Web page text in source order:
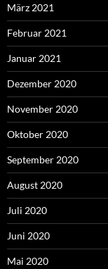
März 2021
Februar 2021
Januar 2021
Dezember 2020
November 2020
Oktober 2020
September 2020
August 2020
Juli 2020
Juni 2020
Mai 2020